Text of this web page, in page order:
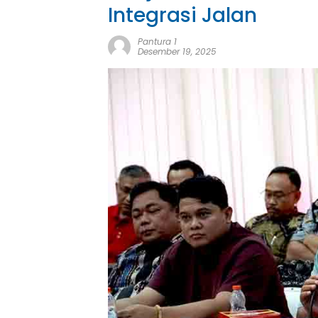
Integrasi Jalan
Pantura 1
Desember 19, 2025